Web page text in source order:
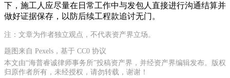
下，施工人应尽量在日常工作中与发包人直接进行沟通结算并
做好证据保存，以防后续工程款追讨无门。
注：文章为作者独立观点，不代表资产界立场。
题图来自 Pexels，基于 CC0 协议
本文由“海普睿诚律师事务所”投稿资产界，并经资产界编辑发布。版权
归原作者所有，未经授权，请勿转载，谢谢！